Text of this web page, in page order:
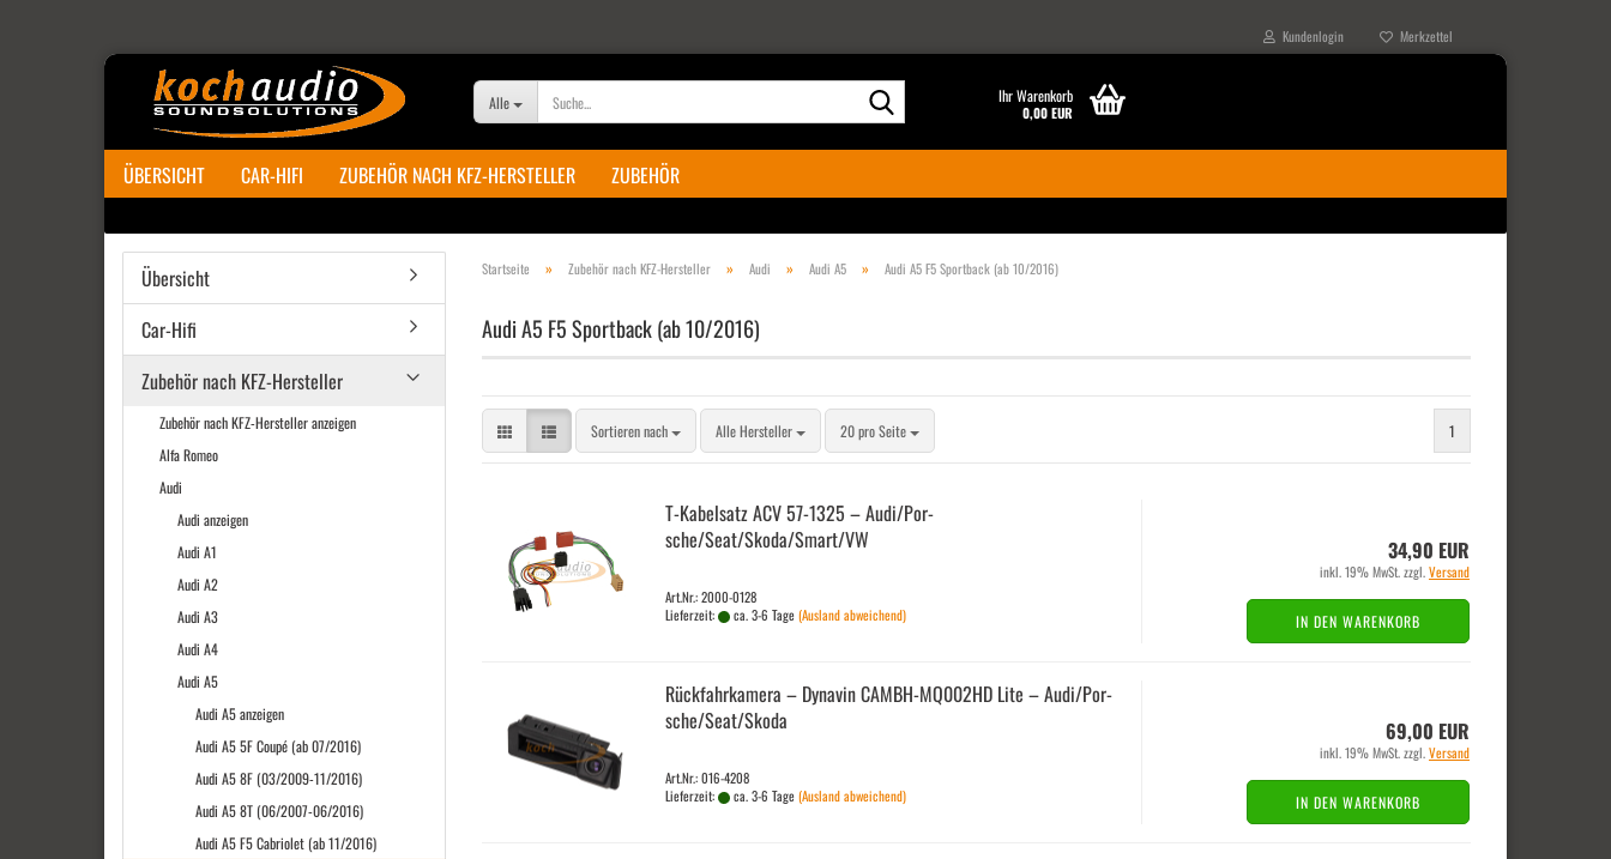
Kundenlogin Merkzettel
Alle Ihr Warenkorb
0,00 EUR
ÜBERSICHT CAR-HIFI ZUBEHÖR NACH KFZ-HERSTELLER ZUBEHÖR
Startseite » Zubehör nach KFZ-Hersteller » Audi » Audi A5 » Audi A5 F5 Sportback (ab 10/2016)
Audi A5 F5 Sportback (ab 10/2016)
Sortieren nach
Sortieren nach Alle Hersteller 20 pro Seite
pro Seite 1
T-​Ka­bel­satz ACV 57-​1325 – Audi/Por­
sche/Seat/Skoda/Smart/VW
Art.Nr.: 2000-0128
Lieferzeit:
ca. 3-6 Tage(Ausland abweichend)
34,90 EUR
inkl. 19% MwSt. zzgl.Versand
IN DEN WARENKORB
Rück­fahr­ka­me­ra – Dy­na­vin CAMBH-​​MQ002HD Lite – Audi/Por­
sche/Seat/Skoda
Art.Nr.: 016-4208
Lieferzeit:
ca. 3-6 Tage(Ausland abweichend)
69,00 EUR
inkl. 19% MwSt. zzgl.Versand
IN DEN WARENKORB
Übersicht
Car-Hifi
Zubehör nach KFZ-Hersteller
Zubehör nach KFZ-Hersteller anzeigen
Alfa Romeo
Audi
Audi anzeigen
Audi A1
Audi A2
Audi A3
Audi A4
Audi A5
Audi A5 anzeigen
Audi A5 5F Coupé (ab 07/2016)
Audi A5 8F (03/2009-11/2016)
Audi A5 8T (06/2007-06/2016)
Audi A5 F5 Cabriolet (ab 11/2016)